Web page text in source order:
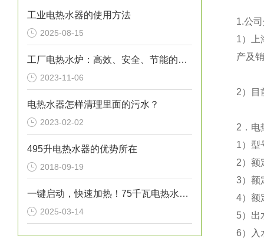
工业电热水器的使用方法
2025-08-15
工厂电热水炉：高效、安全、节能的热水解决方案
2023-11-06
电热水器怎样清理里面的污水？
2023-02-02
495升电热水器的优势所在
2018-09-19
一键启动，快速加热！75千瓦电热水炉打造高效热水解决方案！
2025-03-14
1.公
1）上
产及
2）目
2 ．
1）型
2）额
3）额
4）额
5）出
6）入